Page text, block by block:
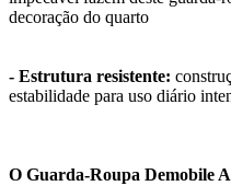
decoração do quarto
- Estrutura resistente:
estabilidade para uso diário
O Guarda-Roupa Demobile